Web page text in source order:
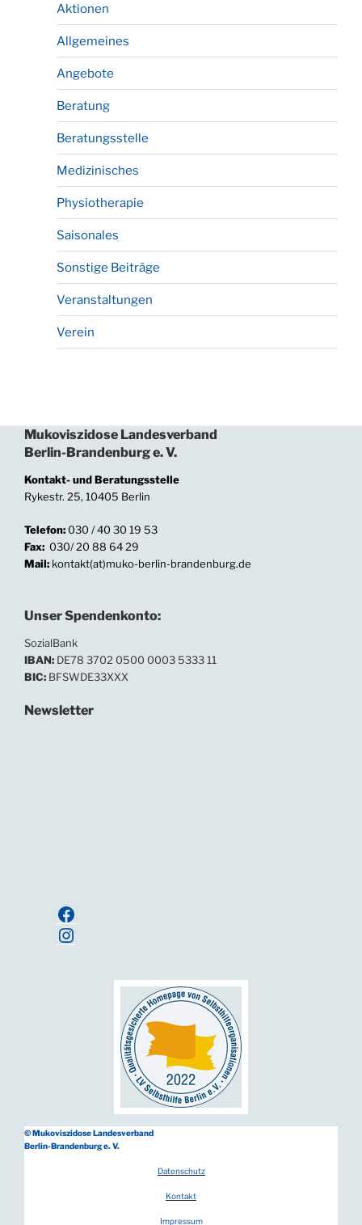
Aktionen
Allgemeines
Angebote
Beratung
Beratungsstelle
Medizinisches
Physiotherapie
Saisonales
Sonstige Beiträge
Veranstaltungen
Verein
Mukoviszidose Landesverband
Berlin-Brandenburg e. V.
Kontakt- und Beratungsstelle
Rykestr. 25, 10405 Berlin
Telefon:030 / 40 30 19 53
Fax: 030/ 20 88 64 29
Mail: kontakt(at)muko-berlin-brandenburg.de
Unser Spendenkonto:
SozialBank
IBAN: DE78 3702 0500 0003 5333 11
BIC: BFSWDE33XXX
Newsletter
Facebook
Instagram
© Mukoviszidose Landesverband
Berlin-Brandenburg e. V.
Datenschutz
Kontakt
Impressum